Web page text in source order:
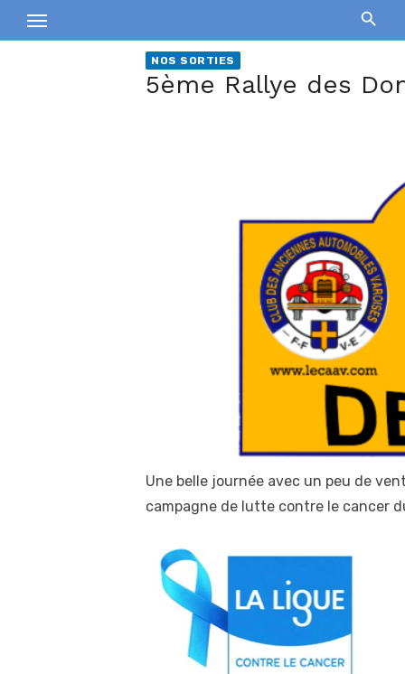
to
NOS SORTIES
5ème Rallye des
Une belle journée avec un peu de
campagne de lutte contre le cancer